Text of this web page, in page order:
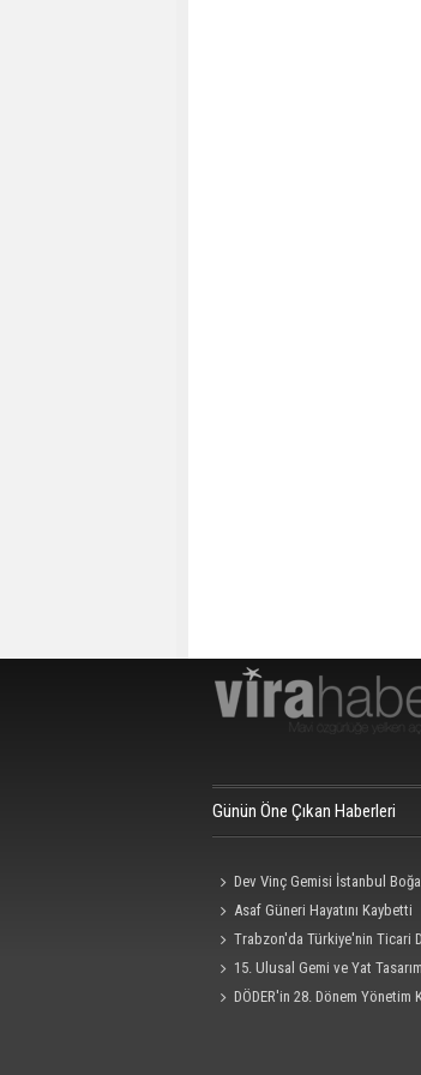
Günün Öne Çıkan Haberleri
Dev Vinç Gemisi İstanbul
Asaf Güneri Hayatını Kaybetti
Trabzon'da Türkiye'nin Ticari
15. Ulusal Gemi ve Yat
Süresi 4 Eylül'e Uzatıldı
DÖDER'in 28. Dönem Yönetim